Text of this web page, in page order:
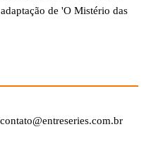
de 'O Mistério das